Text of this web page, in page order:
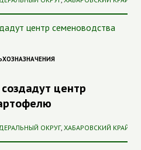
центр
ОКРУГ, ХАБАРОВСКИЙ КРАЙ